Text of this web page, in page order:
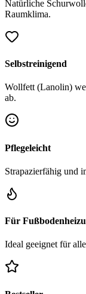
Natürliche
Raumklima.
Selbstreinigend
Wollfett (Lanolin)
ab.
Pflegeleicht
Strapazierfähig und
Für
Ideal geeignet für